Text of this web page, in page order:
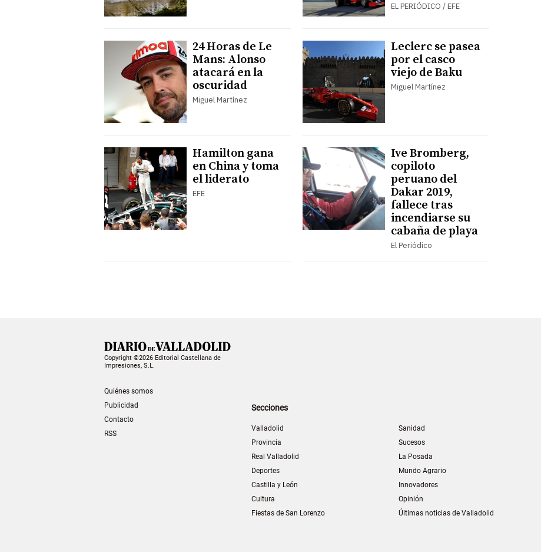
EL PERIÓDICO / EFE
24 Horas de Le
Mans: Alonso
atacará en la
oscuridad
Miguel Martínez
Leclerc se pasea
por el casco
viejo de Baku
Miguel Martínez
Hamilton gana
en China y toma
el liderato
EFE
Ive Bromberg,
copiloto
peruano del
Dakar 2019,
fallece tras
incendiarse su
cabaña de playa
El Periódico
Copyright ©2026 Editorial Castellana de
Impresiones, S.L.
Quiénes somos
Publicidad
Contacto
RSS
Secciones
Valladolid
Provincia
Real Valladolid
Deportes
Castilla y León
Cultura
Fiestas de San Lorenzo
Sanidad
Sucesos
La Posada
Mundo Agrario
Innovadores
Opinión
Últimas noticias de Valladolid